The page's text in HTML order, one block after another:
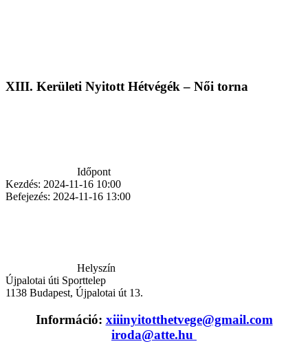
XIII. Kerületi Nyitott Hétvégék – Női torna
Időpont
Kezdés: 2024-11-16 10:00
Befejezés: 2024-11-16 13:00
Helyszín
Újpalotai úti Sporttelep
1138 Budapest, Újpalotai út 13.
Információ: xiiinyitotthetvege@gmail.com
iroda@atte.hu